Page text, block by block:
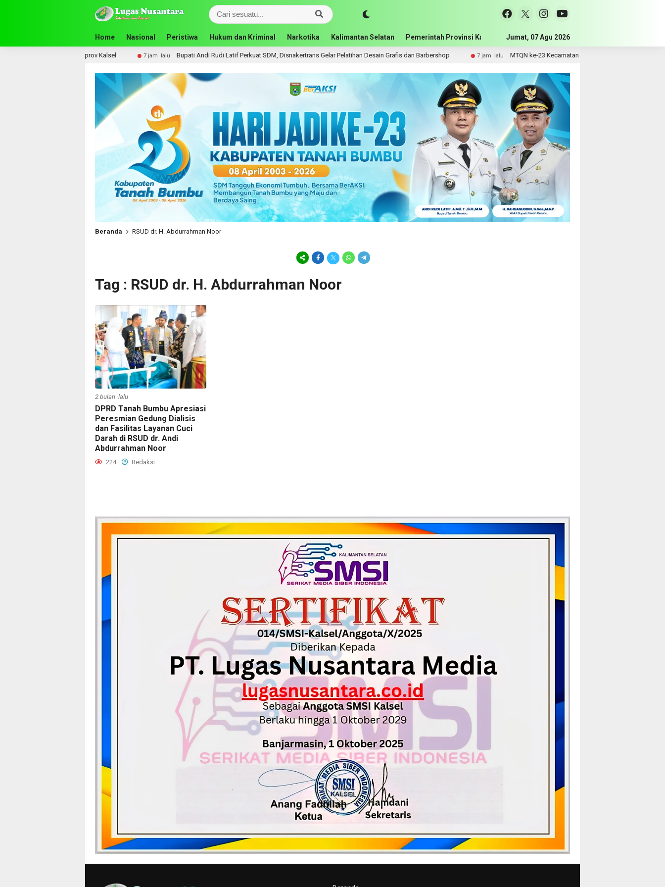
Home Nasional Peristiwa Hukum dan Kriminal Narkotika Kalimantan Selatan Pemerintah Provinsi Kalimantan Selatan Pemerintah Kabupaten Tanah
Jumat, 07 Agu 2026
7 jam lalu Bupati Andi Rudi Latif Perkuat SDM, Disnakertrans Gelar Pelatihan Desain Grafis dan Barbershop 7 jam lalu MTQN ke-23 Kecamatan Simpang Empat Resmi Dibuka, Bupati
Beranda RSUD dr. H. Abdurrahman Noor
Tag : RSUD dr. H. Abdurrahman Noor
2 bulan lalu
DPRD Tanah Bumbu Apresiasi
Peresmian Gedung Dialisis
dan Fasilitas Layanan Cuci
Darah di RSUD dr. Andi
Abdurrahman Noor
224 Redaksi